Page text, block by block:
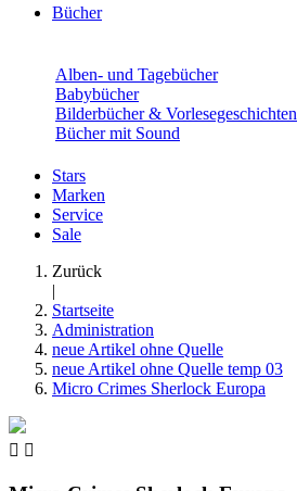
Bücher
Alben- und Tagebücher
Babybücher
Bilderbücher & Vorlesegeschichten
Bücher mit Sound
Stars
Marken
Service
Sale
Zurück
|
Startseite
Administration
neue Artikel ohne Quelle
neue Artikel ohne Quelle temp 03
Micro Crimes Sherlock Europa
 